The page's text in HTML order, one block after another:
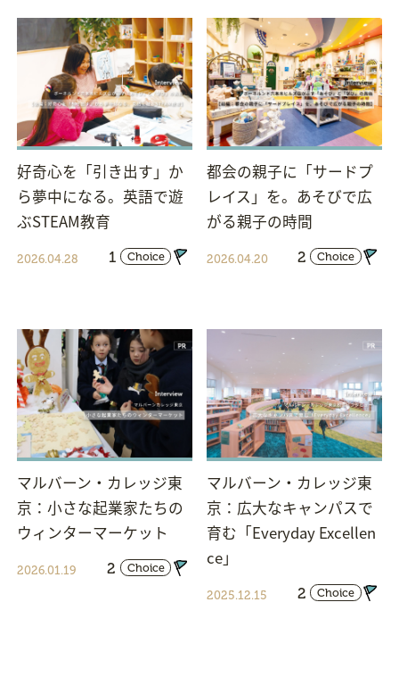
好奇心を「引き出す」か
ら夢中になる。英語で遊
ぶSTEAM教育
2026.04.28 1 Choice
都会の親子に「サードプ
レイス」を。あそびで広
がる親子の時間
2026.04.20 2 Choice
マルバーン・カレッジ東
京：小さな起業家たちの
ウィンターマーケット
2026.01.19 2 Choice
マルバーン・カレッジ東
京：広大なキャンパスで
育む「Everyday Excellen
ce」
2025.12.15 2 Choice